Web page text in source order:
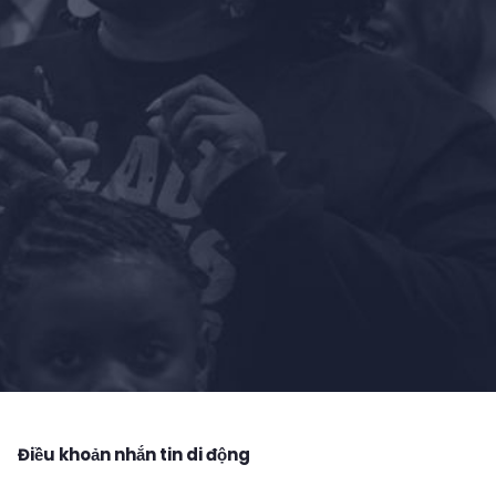
Điều khoản nhắn tin di động